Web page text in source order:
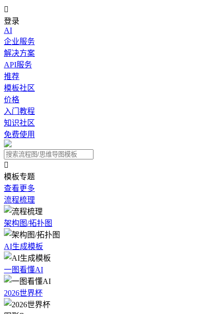

登录
AI
企业服务
解决方案
API服务
推荐
模板社区
价格
入门教程
知识社区
免费使用

模板专题
查看更多
流程梳理
架构图/拓扑图
AI生成模板
一图看懂AI
2026世界杯